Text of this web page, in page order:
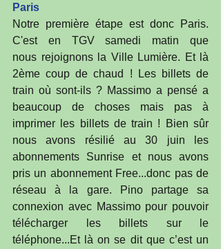
Paris
Notre première étape est donc Paris.
C'est en TGV samedi matin que
nous rejoignons la Ville Lumière. Et là
2ème coup de chaud ! Les billets de
train où sont-ils ? Massimo a pensé a
beaucoup de choses mais pas à
imprimer les billets de train ! Bien sûr
nous avons résilié au 30 juin les
abonnements Sunrise et nous avons
pris un abonnement Free...donc pas de
réseau à la gare. Pino partage sa
connexion avec Massimo pour pouvoir
télécharger les billets sur le
téléphone...Et là on se dit que c’est un